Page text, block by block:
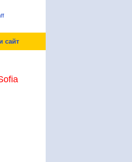
сайт